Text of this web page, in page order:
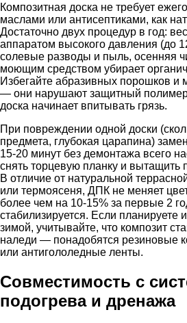
Композитная доска не требует
маслами или антисептиками, как
Достаточно двух процедур в год:
аппаратом высокого давления (до
солевые разводы и пыль, осенняя
моющим средством убирает
Избегайте абразивных порошков и
— они нарушают защитный
доска начинает впитывать грязь.
При повреждении одной доски
предмета, глубокая царапина)
15-20 минут без демонтажа всего
снять торцевую планку и
В отличие от натуральной
или термоясеня, ДПК не меняет
более чем на 10-15% за первые 2
стабилизируется. Если планируете
зимой, учитывайте, что композит
наледи — понадобятся резиновые
или антигололедные ленты.
Совместимость с
подогрева и дренажа